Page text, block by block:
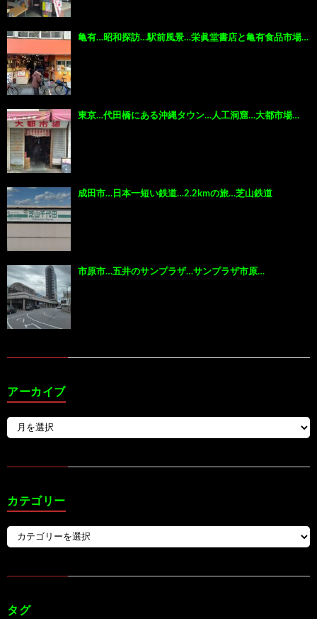
亀有…昭和探訪…駅前風景…栄眞堂書店と亀有食品市場…
東京…代田橋にある沖縄タウン…人工洞窟…大都市場…
成田市…日本一短い鉄道…2.2kmの旅…芝山鉄道
市原市…五井のサンプラザ…サンプラザ市原…
アーカイブ
カテゴリー
タグ